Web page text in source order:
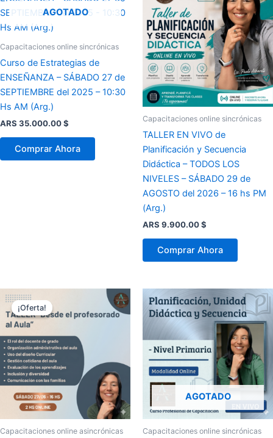
AGOTADO
Capacitaciones online sincrónicas
Curso de Estrategias de
ENSEÑANZA – SÁBADO 27 de
SEPTIEMBRE del 2025 – 10:30
Hs AM (Arg.)
ARS 35.000.00$
Comprar Ahora
Capacitaciones online sincrónicas
TALLER EN VIVO de
Planificación y Secuencia
Didáctica – TODOS LOS
NIVELES – SÁBADO 29 de
AGOSTO del 2026 – 16 hs PM
(Arg.)
ARS 9.900.00$
Comprar Ahora
¡Oferta!
¡Oferta!
Capacitaciones online asincrónicas
original
ARS 12.000.00 $.
precio
actual
AGOTADO
Capacitaciones online sincrónicas